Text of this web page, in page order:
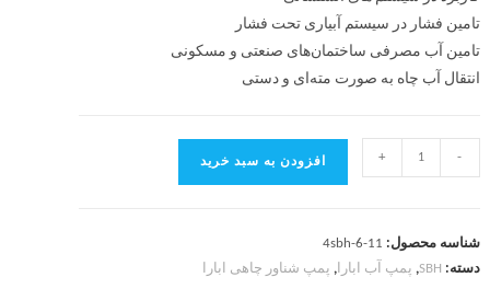
تامین فشار در سیستم آبیاری تحت فشار
تامین آب مصرفی ساختمان‌های صنعتی و مسکونی
انتقال آب چاه به صورت مته‌ای و دستی
-
+ افزودن به سبد خرید
شناسه محصول: 4sbh-6-11
دسته: SBH
, پمپ آب ابارا, پمپ شناور چاهی ابارا